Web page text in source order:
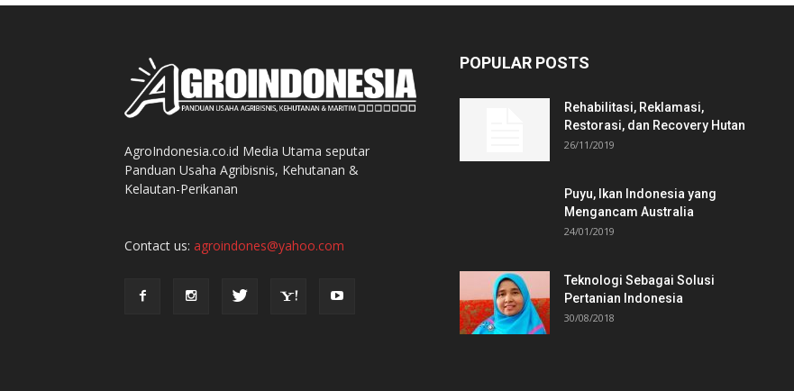
AgroIndonesia.co.id Media Utama seputar
Panduan Usaha Agribisnis, Kehutanan &
Kelautan-Perikanan
Contact us: agroindones@yahoo.com
POPULAR POSTS
Rehabilitasi, Reklamasi,
Restorasi, dan Recovery Hutan
26/11/2019
Puyu, Ikan Indonesia yang
Mengancam Australia
24/01/2019
Teknologi Sebagai Solusi
Pertanian Indonesia
30/08/2018